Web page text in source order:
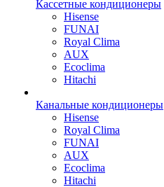
Кассетные кондиционеры
Hisense
FUNAI
Royal Clima
AUX
Ecoclima
Hitachi
Канальные кондиционеры
Hisense
Royal Clima
FUNAI
AUX
Ecoclima
Hitachi